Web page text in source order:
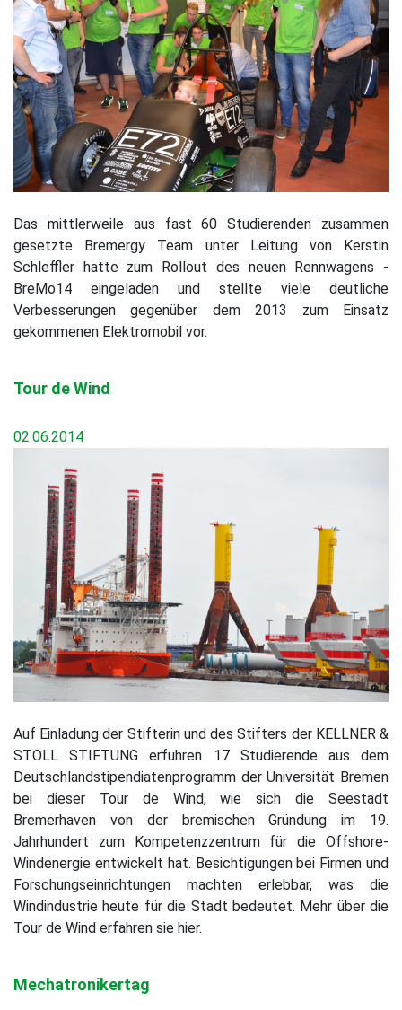
Das mittlerweile aus fast 60 Studierenden zusammen
gesetzte Bremergy Team unter Leitung von Kerstin
Schleffler hatte zum Rollout des neuen Rennwagens -
BreMo14 eingeladen und stellte viele deutliche
Verbesserungen gegenüber dem 2013 zum Einsatz
gekommenen Elektromobil vor.
Tour de Wind
02.06.2014
Auf Einladung der Stifterin und des Stifters der KELLNER &
STOLL STIFTUNG erfuhren 17 Studierende aus dem
Deutschlandstipendiatenprogramm der Universität Bremen
bei dieser Tour de Wind, wie sich die Seestadt
Bremerhaven von der bremischen Gründung im 19.
Jahrhundert zum Kompetenzzentrum für die Offshore-
Windenergie entwickelt hat. Besichtigungen bei Firmen und
Forschungseinrichtungen machten erlebbar, was die
Windindustrie heute für die Stadt bedeutet. Mehr über die
Tour de Wind erfahren sie hier.
Mechatronikertag